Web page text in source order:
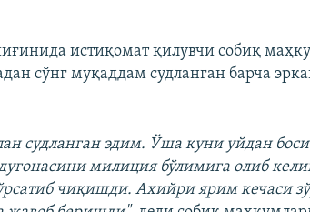
истиқомат қилувчи собиқ
сўнг муқаддам судланган барча
судланган эдим. Ўша куни уйдан
милиция бўлимига олиб
чиқишди. Ахийри ярим кечаси